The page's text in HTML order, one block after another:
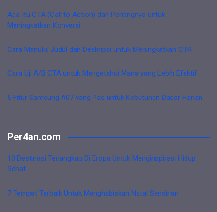
Apa Itu CTA (Call to Action) dan Pentingnya untuk
Meningkatkan Konversi
Cara Menulis Judul dan Deskripsi untuk Meningkatkan CTR
Cara Uji A/B CTA untuk Mengetahui Mana yang Lebih Efektif
5 Fitur Samsung A07 yang Pas untuk Kebutuhan Dasar Harian
Per4an.com
10 Destinasi Terjangkau Di Eropa Untuk Menginspirasi Hidup
Sehat
7 Tempat Terbaik Untuk Menghabiskan Natal Sendirian